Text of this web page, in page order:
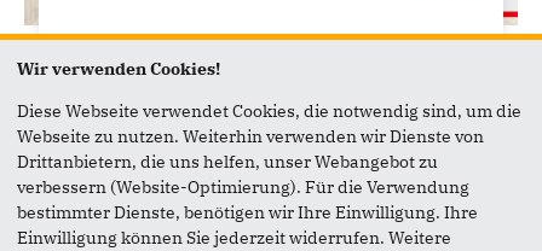
26.03.2020
Aktueller Newsletter der CDU-
Kreistagsfraktion
Die CDU-Kreistagsfraktion berichtet Neues und
Interessantes aus dem Pinneberger Kreistag.
Ausgabe 18 | März 2020
Wir verwenden Cookies!
Diese Webseite verwendet Cookies, die notwendig sind, um die
Webseite zu nutzen. Weiterhin verwenden wir Dienste von
Drittanbietern, die uns helfen, unser Webangebot zu
verbessern (Website-Optimierung). Für die Verwendung
bestimmter Dienste, benötigen wir Ihre Einwilligung. Ihre
Einwilligung können Sie jederzeit widerrufen. Weitere